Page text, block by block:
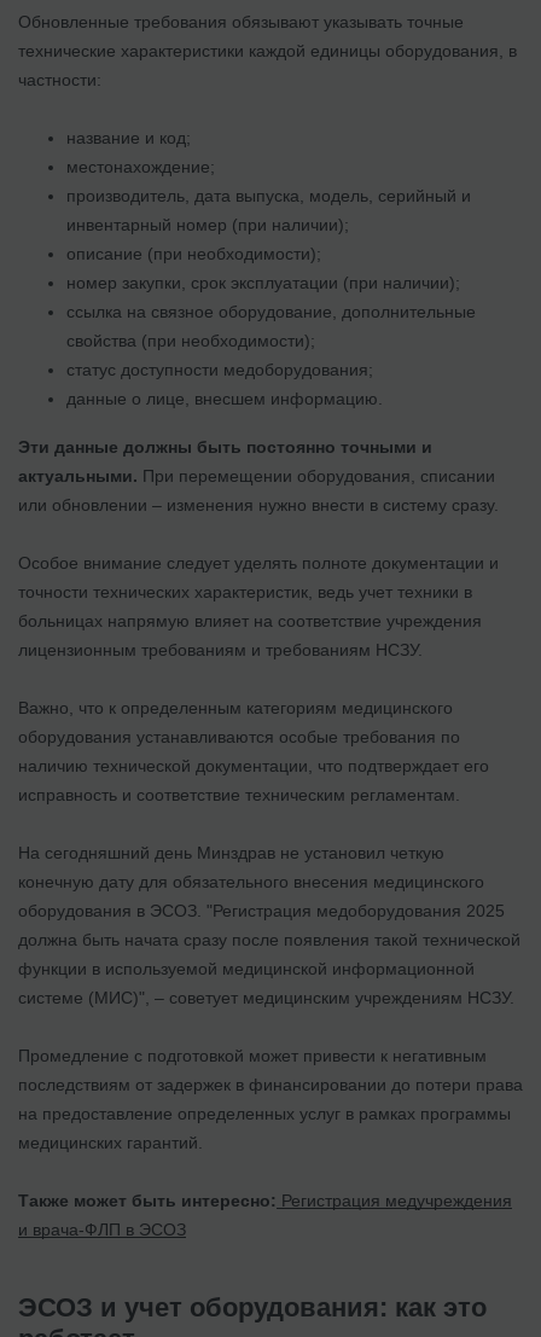
Обновленные требования обязывают указывать точные
технические характеристики каждой единицы оборудования, в
частности:
название и код;
местонахождение;
производитель, дата выпуска, модель, серийный и
инвентарный номер (при наличии);
описание (при необходимости);
номер закупки, срок эксплуатации (при наличии);
ссылка на связное оборудование, дополнительные
свойства (при необходимости);
статус доступности медоборудования;
данные о лице, внесшем информацию.
Эти данные должны быть постоянно точными и
актуальными. При перемещении оборудования, списании
или обновлении – изменения нужно внести в систему сразу.
Особое внимание следует уделять полноте документации и
точности технических характеристик, ведь учет техники в
больницах напрямую влияет на соответствие учреждения
лицензионным требованиям и требованиям НСЗУ.
Важно, что к определенным категориям медицинского
оборудования устанавливаются особые требования по
наличию технической документации, что подтверждает его
исправность и соответствие техническим регламентам.
На сегодняшний день Минздрав не установил четкую
конечную дату для обязательного внесения медицинского
оборудования в ЭСОЗ. "Регистрация медоборудования 2025
должна быть начата сразу после появления такой технической
функции в используемой медицинской информационной
системе (МИС)", – советует медицинским учреждениям НСЗУ.
Промедление с подготовкой может привести к негативным
последствиям от задержек в финансировании до потери права
на предоставление определенных услуг в рамках программы
медицинских гарантий.
Также может быть интересно: Регистрация медучреждения
и врача-ФЛП в ЭСОЗ
ЭСОЗ и учет оборудования: как это